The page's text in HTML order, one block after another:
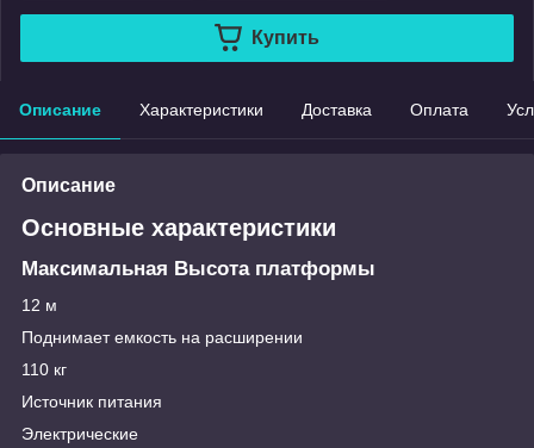
Купить
Описание Характеристики Доставка Оплата
Описание
Основные характеристики
Максимальная Высота платформы
12 м
Поднимает емкость на расширении
110 кг
Источник питания
Электрические